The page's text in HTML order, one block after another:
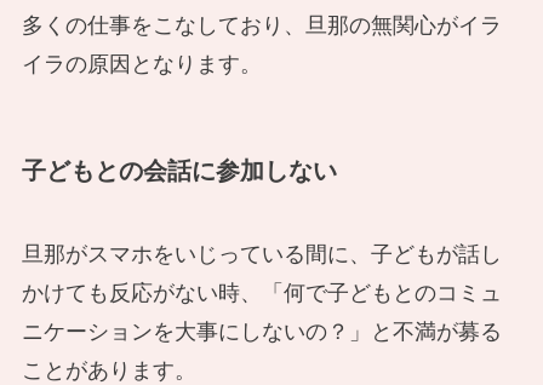
多くの仕事をこなしており、旦那の無関心がイラ
イラの原因となります。
子どもとの会話に参加しない
旦那がスマホをいじっている間に、子どもが話し
かけても反応がない時、「何で子どもとのコミュ
ニケーションを大事にしないの？」と不満が募る
ことがあります。